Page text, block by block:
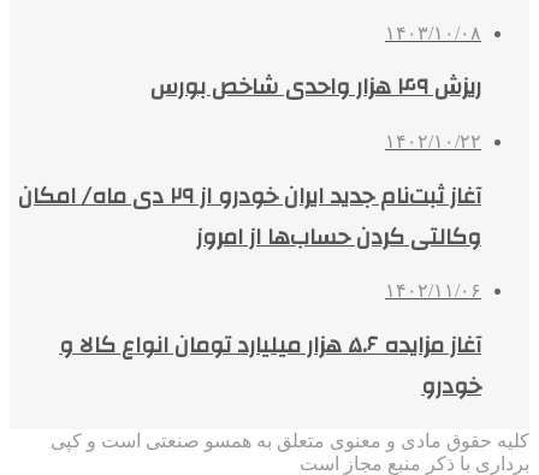
۱۴۰۳/۱۰/۰۸
ریزش ۴۹ هزار واحدی شاخص بورس
۱۴۰۲/۱۰/۲۲
آغاز ثبت‌نام جدید ایران خودرو از ۲۹ دی ماه/ امکان
وکالتی کردن حساب‌ها از امروز
۱۴۰۲/۱۱/۰۶
آغاز مزایده ۵.۶ هزار میلیارد تومان انواع کالا و
خودرو
کلیه حقوق مادی و معنوی متعلق به همسو صنعتی است و کپی
برداری با ذکر منبع مجاز است